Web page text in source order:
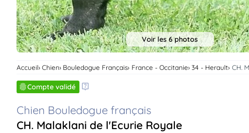
Voir les 6 photos
Accueil Chien Bouledogue Français France - Occitanie 34 - Herault CH.
Compte validé
Chien Bouledogue français
CH. Malaklani de l'Ecurie Royale